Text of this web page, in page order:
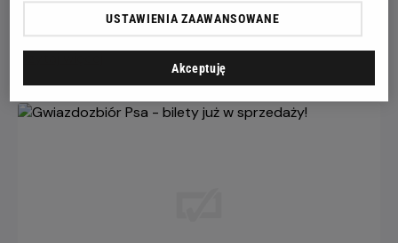
Manem w swoim otoczeniu.USTAWIENIA ZAAWANSOWANE
Akceptuję